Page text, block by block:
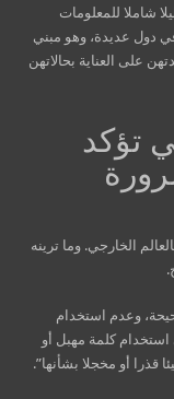
شاملا للمعلومات
في دول عديدة، وهو مبني
على العناية بحالاتهن
تؤكد
الخارجي. وما ترينه
وعدم استخدام
استخدام كلمة مهبل أو
أو مخجلا بشأنها”.